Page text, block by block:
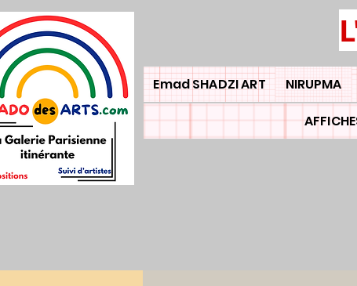
Emad SHADZI ART NIRUPMA